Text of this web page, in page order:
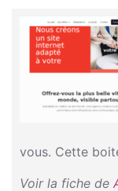
vous. Cette
Voir la fiche de